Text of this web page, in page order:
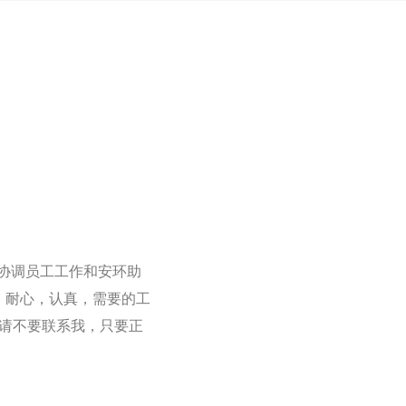
调员工工作和安环助
心，认真，需要的工
不要联系我，只要正